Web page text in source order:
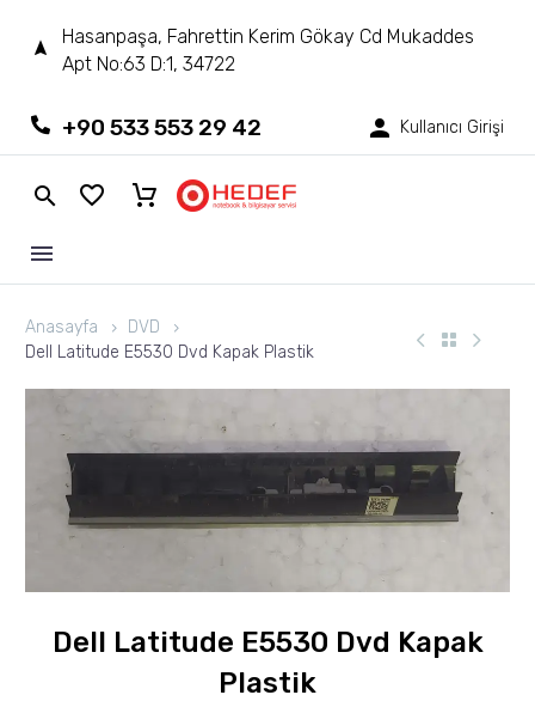
Hasanpaşa, Fahrettin Kerim Gökay Cd Mukaddes
Apt No:63 D:1, 34722
+90 533 553 29 42 Kullanıcı Girişi
Anasayfa
DVD
Dell Latitude E5530 Dvd Kapak Plastik
Dell Latitude E5530 Dvd Kapak
Plastik